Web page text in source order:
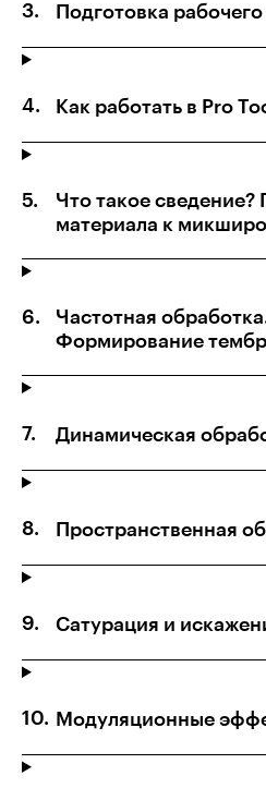
Подготовка
Как работать в Pro
Что такое сведение?
материала к
Частотная
Формирование
Динамическая
Пространственная
Сатурация и
Модуляционные